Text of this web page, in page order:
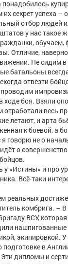
понадобилось
секрет успеха –
отбор людей
у нас такое
Отличие,
Не сидим в
батальоны
отвезти
ходе боя. Взяли
отработали весь
летают, и арта
к боевой, а
говорю не о
о
у «Истины» и про
Всё-таки
реальных
комбрига. – В
ВСУ, которая
экипировкой.
подготовке в
дипломы и